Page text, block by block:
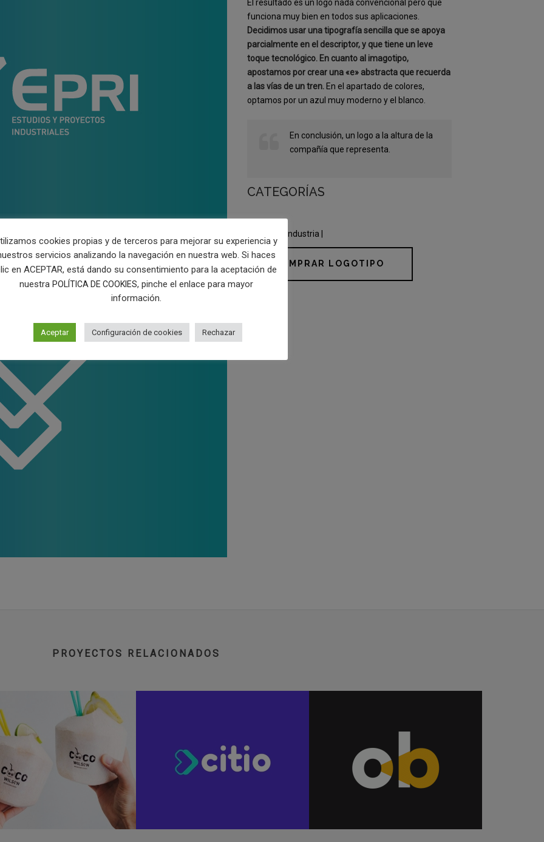
El resultado es un logo nada convencional pero que
funciona muy bien en todos sus aplicaciones.
Decidimos usar una tipografía sencilla que se apoya
parcialmente en el descriptor, y que tiene un leve
toque tecnológico. En cuanto al imagotipo,
apostamos por crear una «e» abstracta que recuerda
a las vías de un tren. En el apartado de colores,
optamos por un azul muy moderno y el blanco.
En conclusión, un logo a la altura de la
compañía que representa.
CATEGORÍAS
Logotipo | Industria |
COMPRAR LOGOTIPO
PROYECTOS RELACIONADOS
cookies propias y de terceros para mejorar su experiencia y
servicios analizando la navegación en nuestra web. Si haces
en ACEPTAR, está dando su consentimiento para la aceptación de
nuestra POLÍTICA DE COOKIES, pinche el enlace para mayor
información.
Aceptar Configuración de cookies Rechazar